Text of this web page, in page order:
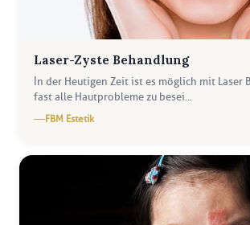
Laser-Zyste Behandlung
İn der Heutigen Zeit ist es möglich mit Laser
fast alle Hautprobleme zu besei...
FBM Estetik